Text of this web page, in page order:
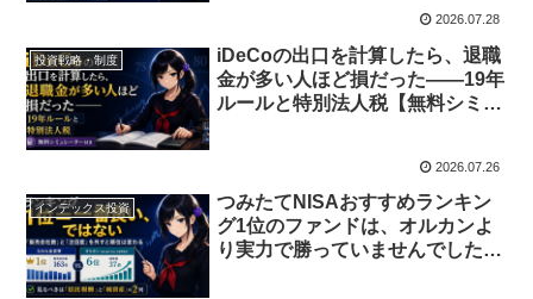
2026.07.28
投資戦略・制度
iDeCoの出口を計算したら、退職
金が多い人ほど損だった——19年
ルールと特別法人税【無料シミュ
2026.07.26
インデックス投資
つみたてNISAおすすめランキン
グ1位のファンドは、オルカンよ
り実力で勝っていませんでした